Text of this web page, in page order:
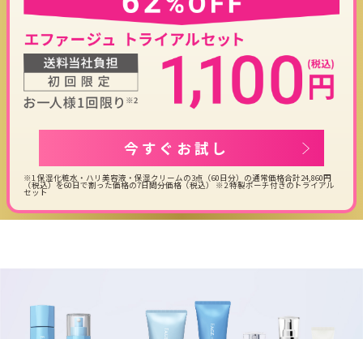
※1 保湿化粧水・ハリ美容液・保湿クリームの3点（60日分）の通常価格合計24,860円
（税込）を60日で割った価格の7日間分価格（税込） ※2 特製ポーチ付きのトライアル
セット
今すぐお試し